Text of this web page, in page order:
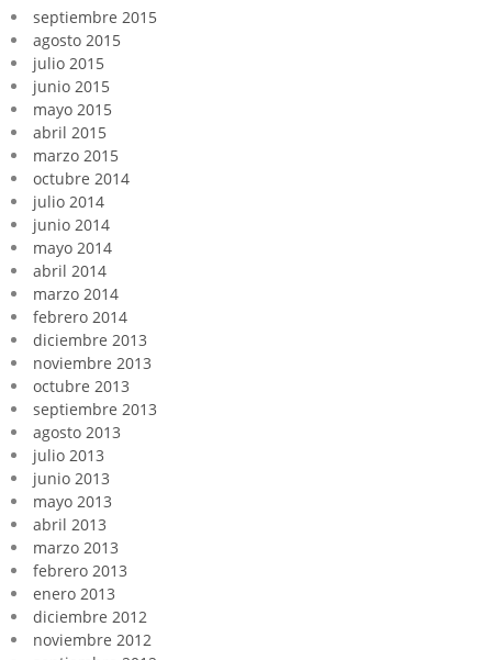
septiembre 2015
agosto 2015
julio 2015
junio 2015
mayo 2015
abril 2015
marzo 2015
octubre 2014
julio 2014
junio 2014
mayo 2014
abril 2014
marzo 2014
febrero 2014
diciembre 2013
noviembre 2013
octubre 2013
septiembre 2013
agosto 2013
julio 2013
junio 2013
mayo 2013
abril 2013
marzo 2013
febrero 2013
enero 2013
diciembre 2012
noviembre 2012